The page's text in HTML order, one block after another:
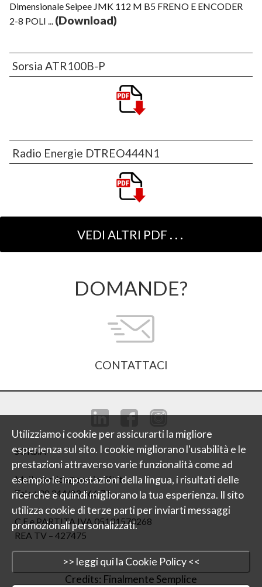
Dimensionale Seipee JMK 112 M B5 FRENO E ENCODER
2-8 POLI ... (Download)
Sorsia ATR100B-P
Radio Energie DTREO444N1
DOMANDE?
CONTATTACI
SORSìA
Mail : service@sorsia-lift.it
Tel : +39 344/23 666 71
C.F e PARTITA IVA 05131570268
REA TV – 427475
Credits: Finalmente Semplice
Utilizziamo i cookie per assicurarti la migliore
esperienza sul sito. I cookie migliorano l'usabilità e le
prestazioni attraverso varie funzionalità come ad
esempio le impostazioni della lingua, i risultati delle
ricerche e quindi migliorano la tua esperienza. Il sito
utilizza cookie di terze parti per inviarti messaggi
promozionali personalizzati.
>> leggi qui la Cookie Policy <<